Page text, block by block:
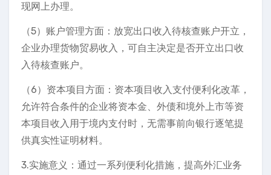
现网上办理。
（5）账户管理方面：放宽出口收入待核查账户开立，
企业办理货物贸易收入，可自主决定是否开立出口收
入待核查账户。
（6）资本项目方面：资本项目收入支付便利化改革，
允许符合条件的企业将资本金、外债和境外上市等资
本项目收入用于境内支付时，无需事前向银行逐笔提
供真实性证明材料。
3.实施意义：通过一系列便利化措施，提高外汇业务